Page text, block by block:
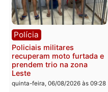
Polícia
Tragédia na BR-364:
colisão entre caminhão e